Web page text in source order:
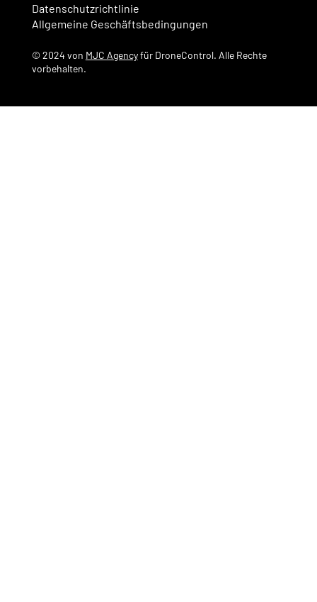
© 2024 von MJC Agencyfür DroneControl. Alle Rechte
vorbehalten.
Allgemeine Geschäftsbedingungen
Datenschutzrichtlinie